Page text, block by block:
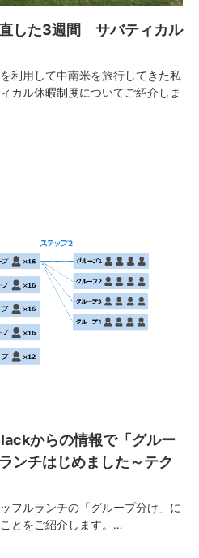
した3週間 サバティカル
利用して中南米を旅行してきた私
カル休暇制度についてご紹介しま
からの情報で「グルー
ンチはじめました～テク
フルランチの「グループ分け」に
とをご紹介します。…